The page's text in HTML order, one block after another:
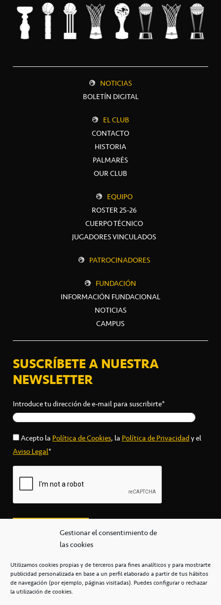
Gestionar el consentimiento de
las cookies
Utilizamos cookies propias y de terceros para fines analíticos y para mostrarte
publicidad personalizada en base a un perfil elaborado a partir de tus hábitos
de navegación (por ejemplo, páginas visitadas). Puedes configurar o rechazar
la utilización de cookies.
NOTICIAS
BOLETÍN DIGITAL
EL CLUB
CONTACTO
HISTORIA
PALMARÉS
OUR CLUB
EQUIPO
ROSTER 25-26
CUERPO TÉCNICO
JUGADORES VINCULADOS
PATROCINADORES
FUNDACIÓN
INFORMACIÓN FUNDACIONAL
NOTICIAS
CAMPUS
SUSCRÍBETE A NUESTRA
NEWSLETTER
Introduce tu dirección de e-mail para suscribirte*
Acepto laPolítica de Cookies, laPolítica de Privacidady el
Aviso Legal*
secretaria@cbcanarias.es
+34 922 253 684